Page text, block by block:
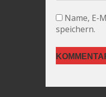
Name, E-
speichern.